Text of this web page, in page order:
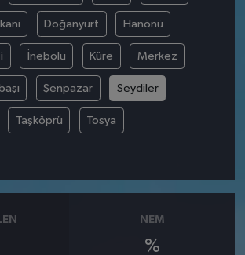
Doğanyurt Hanönü
İnebolu Küre Merkez
Şenpazar Seydiler
Taşköprü Tosya
NEM
%